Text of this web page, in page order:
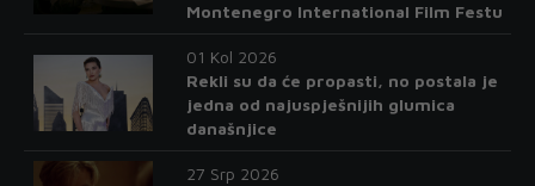
Montenegro International Film Festu
01 Kol 2026
Rekli su da će propasti, no postala je
jedna od najuspješnijih glumica
današnjice
27 Srp 2026